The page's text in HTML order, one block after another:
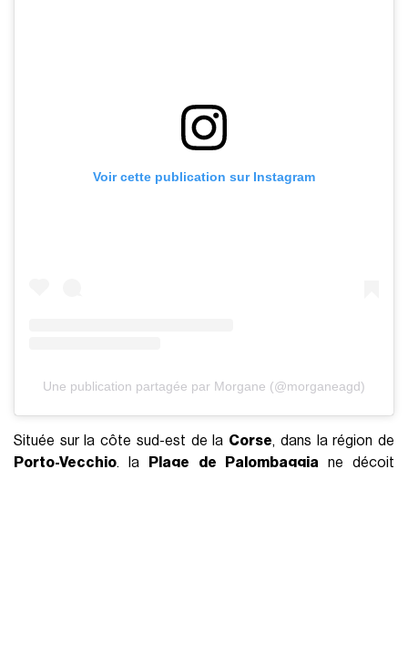
Voir cette publication sur Instagram
Une publication partagée par Morgane (@morganeagd)
Située sur la côte sud-est de la Corse, dans la région de
Porto-Vecchio, la Plage de Palombaggiane déçoit